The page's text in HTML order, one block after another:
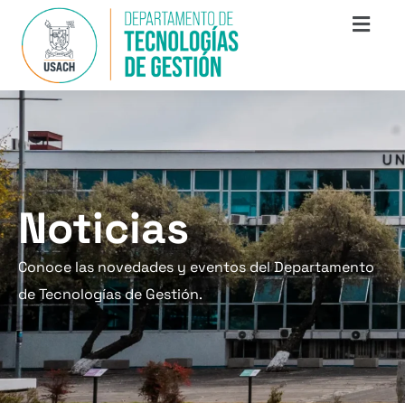
Noticias
Conoce las novedades y eventos del Departamento
de Tecnologías de Gestión.